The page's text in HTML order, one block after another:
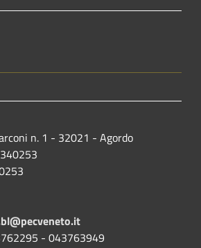
n. 1 - 32021 - Agordo
- 043763949